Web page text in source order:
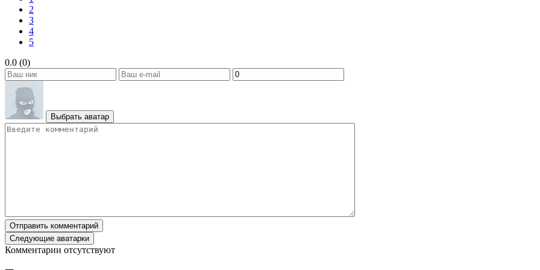
2
3
4
5
0.0 (0)
Выбрать аватар
Отправить комментарий
Следующие аватарки
Комментарии отсутствуют